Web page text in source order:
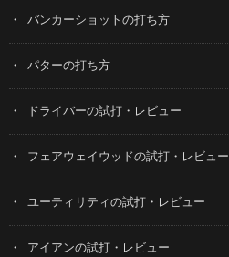
バンカーショットの打ち方
パターの打ち方
ドライバーの試打・レビュー
フェアウェイウッドの試打・レビュー
ユーティリティの試打・レビュー
アイアンの試打・レビュー